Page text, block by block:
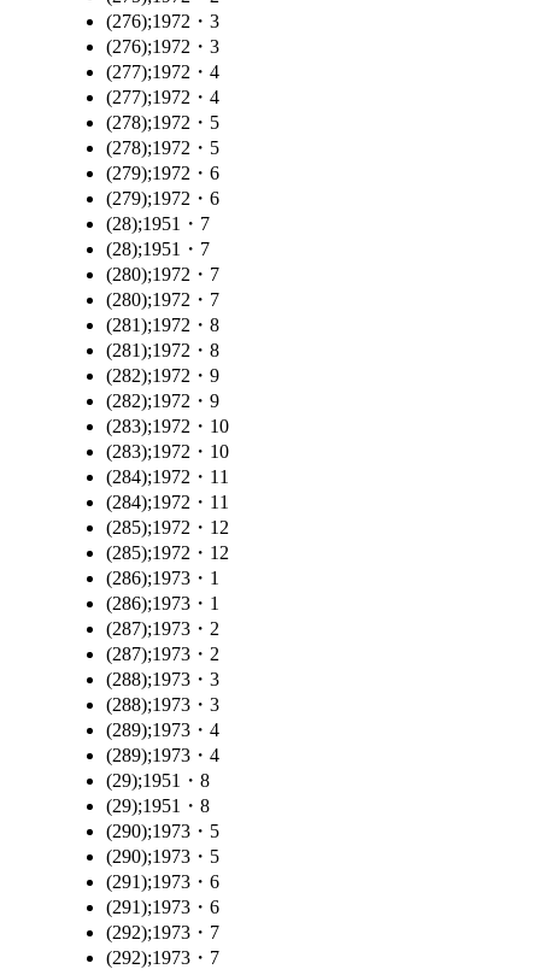
(276);1972・3
(276);1972・3
(277);1972・4
(277);1972・4
(278);1972・5
(278);1972・5
(279);1972・6
(279);1972・6
(28);1951・7
(28);1951・7
(280);1972・7
(280);1972・7
(281);1972・8
(281);1972・8
(282);1972・9
(282);1972・9
(283);1972・10
(283);1972・10
(284);1972・11
(284);1972・11
(285);1972・12
(285);1972・12
(286);1973・1
(286);1973・1
(287);1973・2
(287);1973・2
(288);1973・3
(288);1973・3
(289);1973・4
(289);1973・4
(29);1951・8
(29);1951・8
(290);1973・5
(290);1973・5
(291);1973・6
(291);1973・6
(292);1973・7
(292);1973・7